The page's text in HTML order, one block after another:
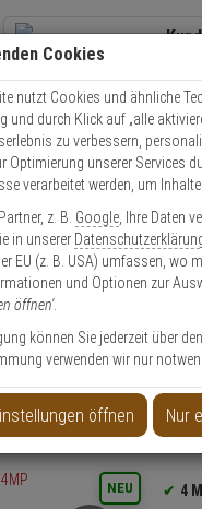
Mo. - Do.: 8:00 - 16:30 Fr. 8:00 -
Zutritt
IPC-HDBW3449R1P-ZAS-PV-
2712-PRO-B
NEU 4
Cookies
nutzt Cookies und ähnliche
und durch Klick auf „alle
zu verbessern,
Optimierung unserer Services
verarbeitet werden, um
z. B. Google , Ihre Daten
in unserer
EU (z. B. USA) umfassen, wo
und Optionen zur
öffnen'.
können Sie jederzeit über
verwenden wir nur
öffnen Nur